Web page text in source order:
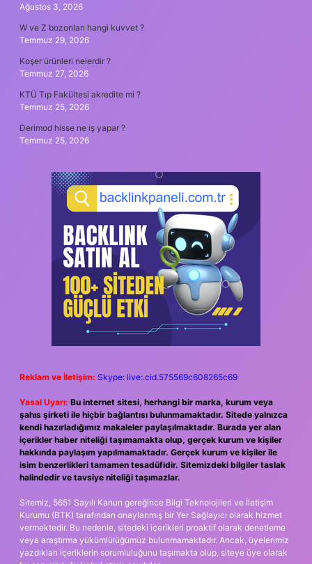
Ağustos 3, 2026
W ve Z bozonları hangi kuvvet ?
Temmuz 29, 2026
Koşer ürünleri nelerdir ?
Temmuz 27, 2026
KTÜ Tıp Fakültesi akredite mi ?
Temmuz 25, 2026
Derimod hisse ne iş yapar ?
Temmuz 25, 2026
Reklam ve İletişim: Skype: live:.cid.575569c608265c69
Yasal Uyarı: Bu internet sitesi, herhangi bir marka, kurum veya
şahıs şirketi ile hiçbir bağlantısı bulunmamaktadır. Sitede yalnızca
kendi hazırladığımız makaleler paylaşılmaktadır. Burada yer alan
içerikler haber niteliği taşımamakta olup, gerçek kurum ve kişiler
hakkında paylaşım yapılmamaktadır. Gerçek kurum ve kişiler ile
isim benzerlikleri tamamen tesadüfidir. Sitemizdeki bilgiler taslak
halindedir ve tavsiye niteliği taşımazlar.
Sitemiz, 5651 Sayılı Kanun gereğince Bilgi Teknolojileri ve İletişim
Kurumu (BTK) tarafından onaylanmış bir Yer Sağlayıcı olarak hizmet
vermektedir. Bu nedenle, sitedeki içerikleri proaktif olarak denetleme
veya araştırma yükümlülüğümüz bulunmamaktadır. Ancak, üyelerimiz
yazdıkları içeriklerin sorumluluğunu taşımakta olup, siteye üye olarak